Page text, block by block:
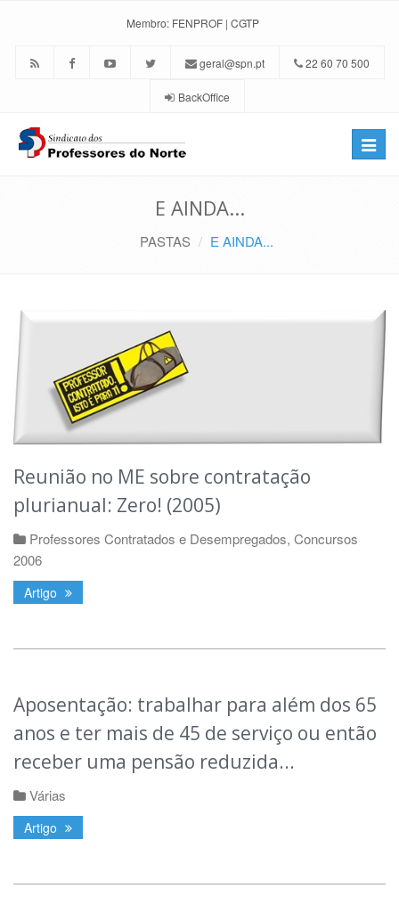
Membro: FENPROF | CGTP
geral@spn.pt 22 60 70 500
BackOffice
Toggle
E AINDA...
PASTAS E AINDA...
Reunião no ME sobre contratação
plurianual: Zero! (2005)
Professores Contratados e Desempregados, Concursos
2006
Artigo
Aposentação: trabalhar para além dos 65
anos e ter mais de 45 de serviço ou então
receber uma pensão reduzida...
Várias
Artigo